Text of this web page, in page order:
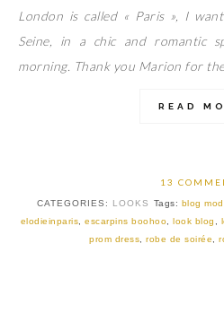
London is called « Paris », I
Seine, in a chic and romantic
morning. Thank you Marion for
READ
13
CATEGORIES: LOOKS Tags: blog
elodieinparis, escarpins boohoo, look blog ,
prom dress,robe de soirée,